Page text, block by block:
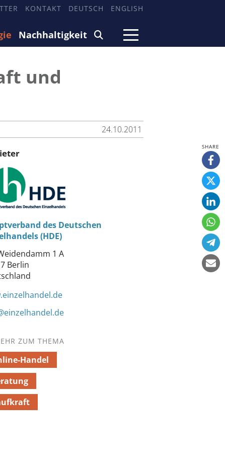
KONTAKT DEUTSCH ENGLISH
Nachhaltigkeit
und
24.10.2011
des Deutschen
(HDE)
1 A
Berlin
ZUM THEMA
Handel